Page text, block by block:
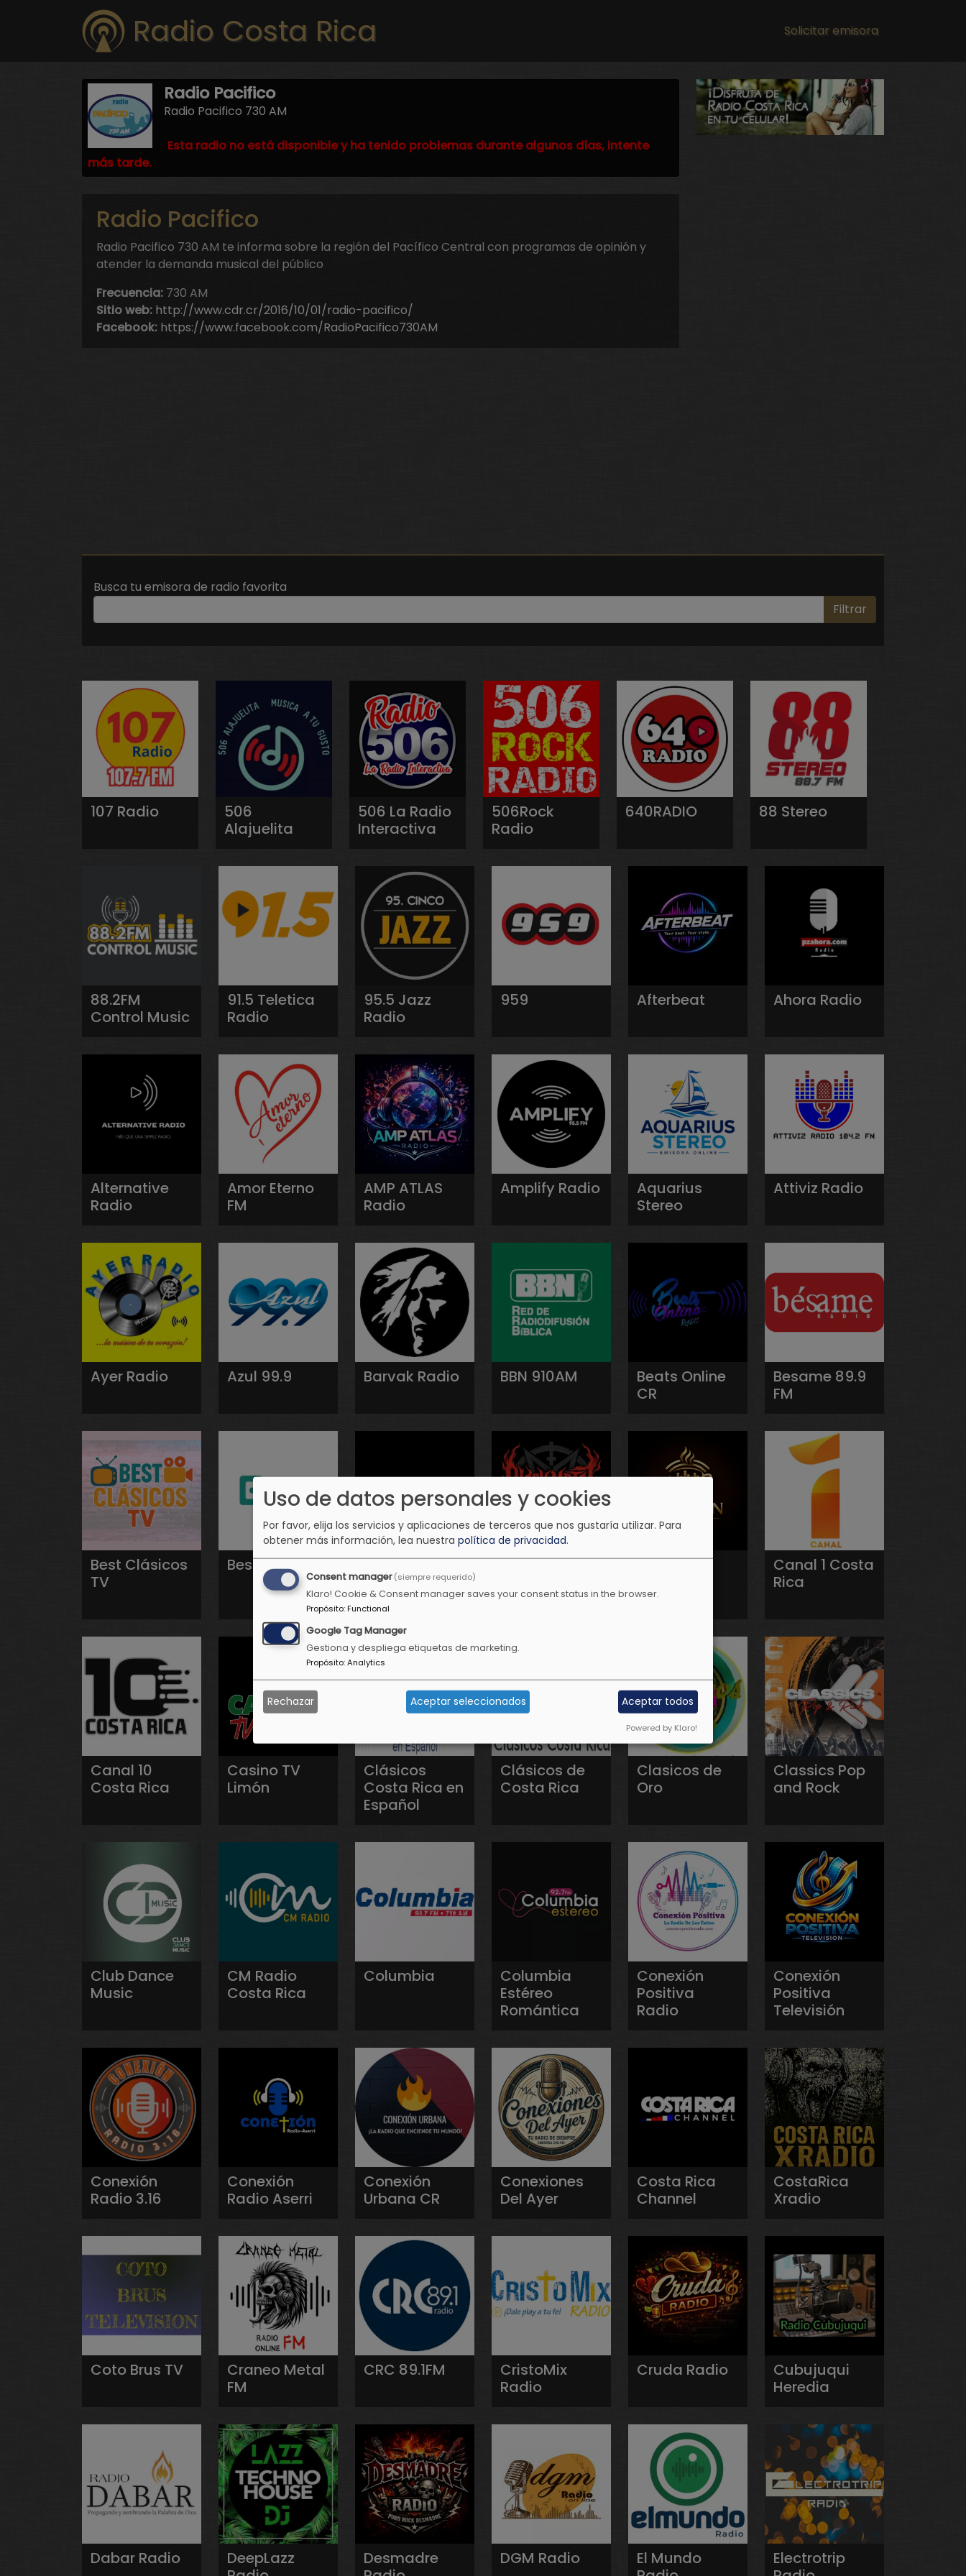
Radio Costa Rica Main navigation
Solicitar emisora
Radio Pacifico
Radio Pacifico 730 AM
Esta radio no está disponible y ha tenido problemas durante algunos días, intente
más tarde.
Radio Pacifico
Radio Pacifico 730 AM te informa sobre la región del Pacífico Central con programas de opinión y
atender la demanda musical del público
Frecuencia: 730 AM
Sitio web: http://www.cdr.cr/2016/10/01/radio-pacifico/
Facebook: https://www.facebook.com/RadioPacifico730AM
Busca tu emisora de radio favorita
Filtrar
107 Radio
506
Alajuelita
506 La Radio
Interactiva
506Rock
Radio
640RADIO 88 Stereo
88.2FM
Control Music
91.5 Teletica
Radio
95.5 Jazz
Radio
959 Afterbeat Ahora Radio
Alternative
Radio
Amor Eterno
FM
AMP ATLAS
Radio
Amplify Radio
Aquarius
Stereo
Attiviz Radio
Ayer Radio Azul 99.9 Barvak Radio BBN 910AM
Beats Online
CR
Besame 89.9
FM
Best Clásicos
TV
Best FM
BestMusic
Clásicos
Radio
Black Metal
Café On
Canal 1 Costa
Rica
Canal 10
Costa Rica
Casino TV
Limón
Clásicos
Costa Rica en
Español
Clásicos de
Costa Rica
Clasicos de
Oro
Classics Pop
and Rock
Club Dance
Music
CM Radio
Costa Rica
Columbia
Columbia
Estéreo
Romántica
Conexión
Positiva
Radio
Conexión
Positiva
Televisión
Conexión
Radio 3.16
Conexión
Radio Aserri
Conexión
Urbana CR
Conexiones
Del Ayer
Costa Rica
Channel
CostaRica
Xradio
Coto Brus TV
Craneo Metal
FM
CRC 89.1FM
CristoMix
Radio
Cruda Radio
Cubujuqui
Heredia
Dabar Radio
DeepLazz
Desmadre
DGM Radio
El Mundo
Electrotrip
Uso de datos personales y cookies
Por favor, elija los servicios y aplicaciones de terceros que nos gustaría utilizar. Para
obtener más información, lea nuestra política de privacidad.
Consent manager(siempre requerido)
Klaro! Cookie & Consent manager saves your consent status in the browser.
Propósito:Functional
Google Tag Manager
Gestiona y despliega etiquetas de marketing.
Propósito:Analytics
Rechazar Aceptar seleccionados Aceptar todos
Powered by Klaro!